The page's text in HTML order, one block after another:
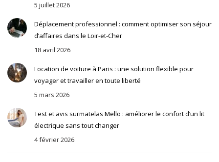
5 juillet 2026
Déplacement professionnel : comment optimiser son séjour
d’affaires dans le Loir-et-Cher
18 avril 2026
Location de voiture à Paris : une solution flexible pour
voyager et travailler en toute liberté
5 mars 2026
Test et avis surmatelas Mello : améliorer le confort d’un lit
électrique sans tout changer
4 février 2026